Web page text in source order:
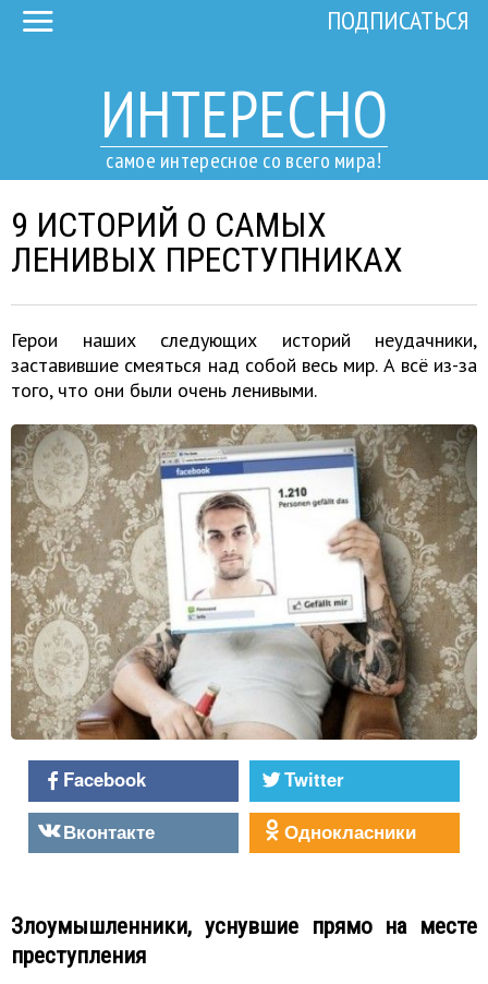
ИНТЕРЕСНО
самое интересное со всего мира!
ПОДПИСАТЬСЯ
9 ИСТОРИЙ О САМЫХ
ЛЕНИВЫХ ПРЕСТУПНИКАХ
Герои наших следующих историй неудачники,
заставившие смеяться над собой весь мир. А всё из-за
того, что они были очень ленивыми.
Facebook
Twitter
Вконтакте
Однокласники
Злоумышленники, уснувшие прямо на месте
преступления